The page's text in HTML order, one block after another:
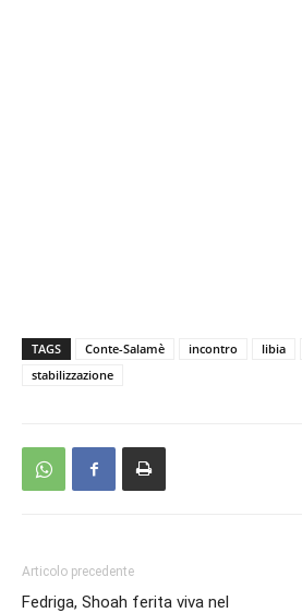
TAGS Conte-Salamè incontro libia
stabilizzazione
Articolo precedente
Fedriga, Shoah ferita viva nel